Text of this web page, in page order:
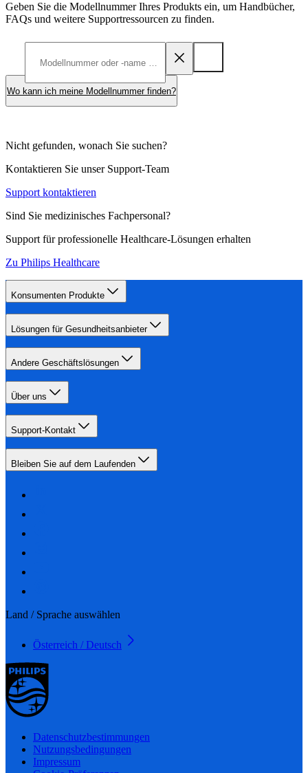
Geben Sie die Modellnummer Ihres Produkts ein, um Handbücher,
FAQs und weitere Supportressourcen zu finden.
Wo kann ich meine Modellnummer finden?
Nicht gefunden, wonach Sie suchen?
Kontaktieren Sie unser Support-Team
Support kontaktieren
Sind Sie medizinisches Fachpersonal?
Support für professionelle Healthcare-Lösungen erhalten
Zu Philips Healthcare
Konsumenten Produkte
Lösungen für Gesundheitsanbieter
Andere Geschäftslösungen
Über uns
Support-Kontakt
Bleiben Sie auf dem Laufenden
Land / Sprache auswählen
Österreich / Deutsch
Datenschutzbestimmungen
Nutzungsbedingungen
Impressum